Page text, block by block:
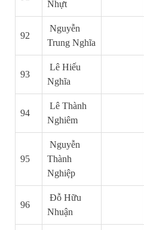
Nhựt
92
Nguyễn
Trung Nghĩa
93
Lê Hiếu
Nghĩa
94
Lê Thành
Nghiêm
95
Nguyễn
Thành
Nghiệp
96
Đỗ Hữu
Nhuận